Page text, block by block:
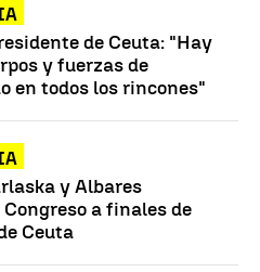
de Ceuta: "Hay
y fuerzas de
en todos los rincones"
y Albares
a finales de
Ceuta